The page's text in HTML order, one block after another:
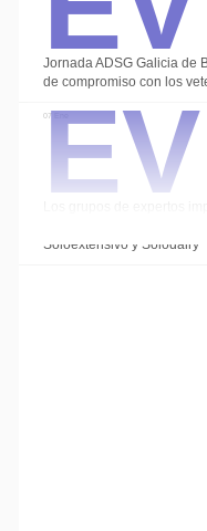
Jornada ADSG Galicia de
de compromiso con los
07 Ene
Soloextensivo y Solodairy